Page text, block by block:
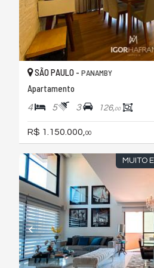
SÃO PAULO - PANAMBY
Apartamento
4 5 3 126,00
R$ 1.150.000, 00
MUITO